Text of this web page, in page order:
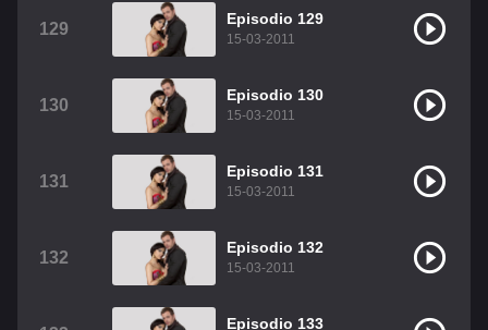
129
Episodio 129
15-03-2011
130
Episodio 130
15-03-2011
131
Episodio 131
15-03-2011
132
Episodio 132
15-03-2011
Episodio 133